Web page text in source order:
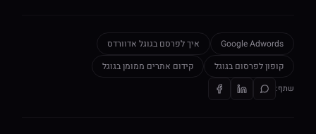
Google Adwords
איך לפרסם בגוגל אדוורדס
קופון לפרסום בגוגל
קידום אתרים ממומן בגוגל
שתף: